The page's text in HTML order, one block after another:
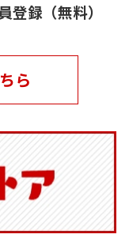
登録（無料）
ら